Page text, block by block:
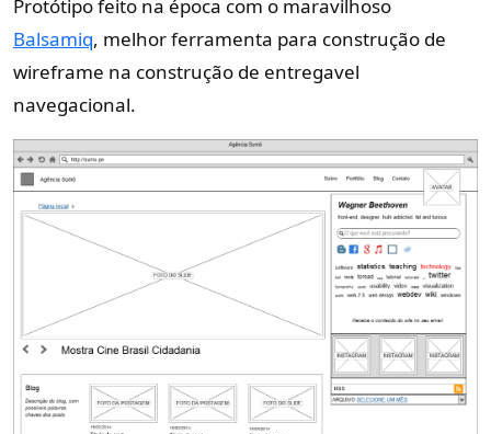
Protótipo feito na época com o maravilhoso
Balsamiq, melhor ferramenta para construção de
wireframe na construção de entregavel
navegacional.